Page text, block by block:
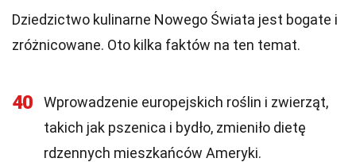
Dziedzictwo kulinarne Nowego Świata jest bogate i
zróżnicowane. Oto kilka faktów na ten temat.
40
Wprowadzenie europejskich roślin i zwierząt,
takich jak pszenica i bydło, zmieniło dietę
rdzennych mieszkańców Ameryki.